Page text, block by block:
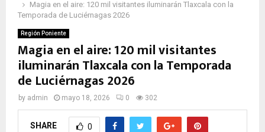
Magia en el aire: 120 mil visitantes iluminarán Tlaxcala con la
Temporada de Luciérnagas 2026
Región Poniente
Magia en el aire: 120 mil visitantes
iluminarán Tlaxcala con la Temporada
de Luciérnagas 2026
by admin mayo 18, 2026 0 302
SHARE 0